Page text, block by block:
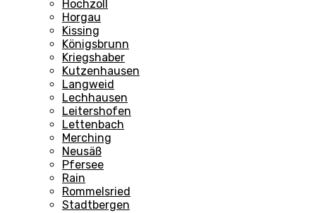
Hochzoll
Horgau
Kissing
Königsbrunn
Kriegshaber
Kutzenhausen
Langweid
Lechhausen
Leitershofen
Lettenbach
Merching
Neusäß
Pfersee
Rain
Rommelsried
Stadtbergen